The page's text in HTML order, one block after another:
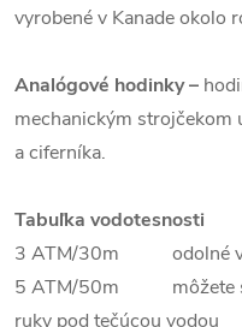
vyrobené v Kanade okolo
Analógové hodinky –
mechanickým strojčekom
a ciferníka.
Tabuľka vodotesnosti
3 ATM/30m odolné
5 ATM/50m môžete sa
ruky pod tečúcou vodou